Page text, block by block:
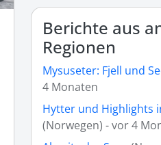
Berichte aus
Regionen
Mysuseter: Fjell und
4 Monaten
Hytter und Highlights
(Norwegen) - vor 4